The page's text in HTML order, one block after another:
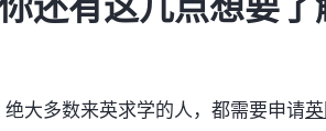
大多数来英求学的人，都需要申请